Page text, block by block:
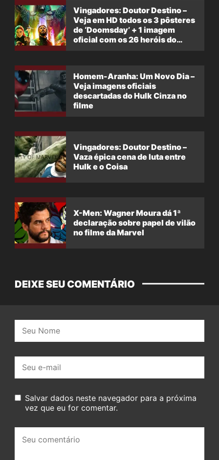
Vingadores: Doutor Destino –
Veja em HD todos os 3 pôsteres
de ‘Doomsday’ + 1 imagem
oficial com os 26 heróis do
Homem-Aranha: Um Novo Dia –
Veja imagens oficiais
descartadas do Hulk Cinza no
filme
Vingadores: Doutor Destino –
Vaza épica cena de luta entre
Hulk e o Coisa
X-Men: Wagner Moura dá 1ª
declaração sobre papel de vilão
no filme da Marvel
DEIXE SEU COMENTÁRIO
mail:
Salvar dados neste navegador para a próxima
vez que eu for comentar.
comentário: